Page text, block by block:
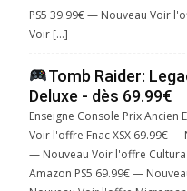
PS5 39.99€ — Nouveau Voir
Voir […]
Tomb Raider:
Deluxe - dès 69.99€
Enseigne Console Prix Ancien
Voir l'offre Fnac XSX 69.99€ —
— Nouveau Voir l'offre
Amazon PS5 69.99€ —